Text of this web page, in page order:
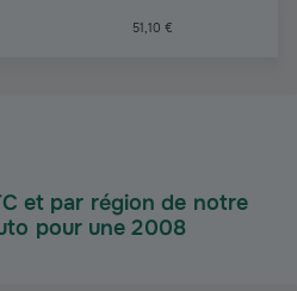
51,10 €
et par région de notre
pour une 2008